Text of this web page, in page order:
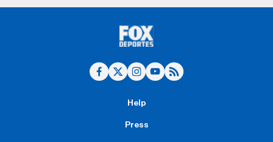
Help
Press